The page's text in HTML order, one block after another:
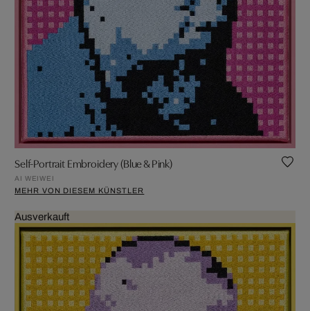
Self-Portrait Embroidery (Blue & Pink)
AI WEIWEI
MEHR VON DIESEM KÜNSTLER
Ausverkauft